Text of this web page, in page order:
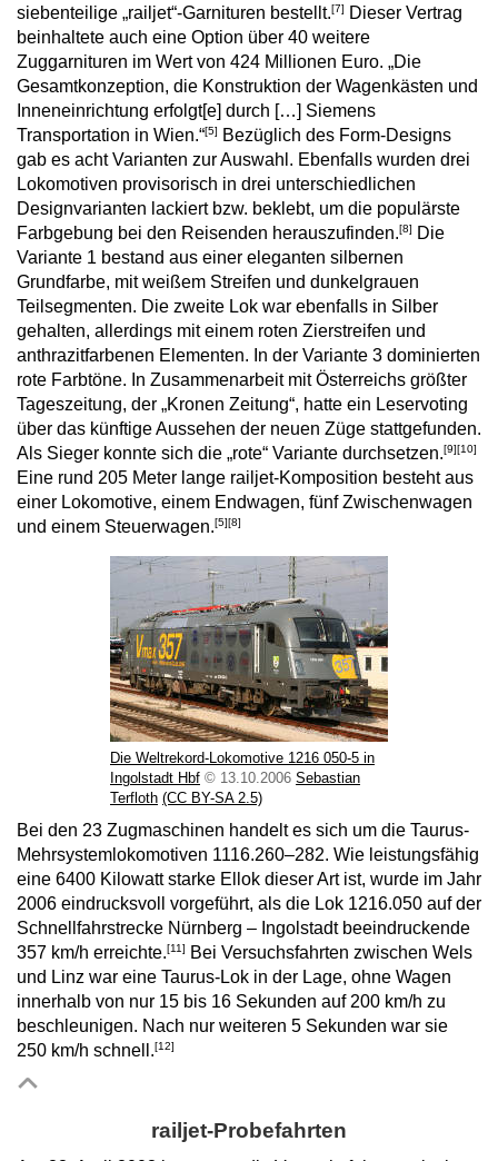
siebenteilige „railjet“-Garnituren bestellt.[7]
Dieser Vertrag
beinhaltete auch eine Option über 40 weitere
Zuggarnituren im Wert von 424 Millionen Euro. „Die
Gesamtkonzeption, die Konstruktion der Wagenkästen und
Inneneinrichtung erfolgt[e] durch […] Siemens
Transportation in Wien.“[5]
Bezüglich des Form-Designs
gab es acht Varianten zur Auswahl. Ebenfalls wurden drei
Lokomotiven provisorisch in drei unterschiedlichen
Designvarianten lackiert bzw. beklebt, um die populärste
Farbgebung bei den Reisenden herauszufinden.[8]
Die
Variante 1 bestand aus einer eleganten silbernen
Grundfarbe, mit weißem Streifen und dunkelgrauen
Teilsegmenten. Die zweite Lok war ebenfalls in Silber
gehalten, allerdings mit einem roten Zierstreifen und
anthrazitfarbenen Elementen. In der Variante 3 dominierten
rote Farbtöne. In Zusammenarbeit mit Österreichs größter
Tageszeitung, der „Kronen Zeitung“, hatte ein Leservoting
über das künftige Aussehen der neuen Züge stattgefunden.
Als Sieger konnte sich die „rote“ Variante durchsetzen.[9][10]
Eine rund 205 Meter lange railjet-Komposition besteht aus
einer Lokomotive, einem Endwagen, fünf Zwischenwagen
und einem Steuerwagen.[5][8]
Die Weltrekord-Lokomotive 1216 050-5 in
Ingolstadt Hbf © 13.10.2006 Sebastian
Terfloth (CC BY-SA 2.5)
Bei den 23 Zugmaschinen handelt es sich um die Taurus-
Mehrsystemlokomotiven 1116.260–282. Wie leistungsfähig
eine 6400 Kilowatt starke Ellok dieser Art ist, wurde im Jahr
2006 eindrucksvoll vorgeführt, als die Lok 1216.050 auf der
Schnellfahrstrecke Nürnberg – Ingolstadt beeindruckende
357 km/h erreichte.[11]
Bei Versuchsfahrten zwischen Wels
und Linz war eine Taurus-Lok in der Lage, ohne Wagen
innerhalb von nur 15 bis 16 Sekunden auf 200 km/h zu
beschleunigen. Nach nur weiteren 5 Sekunden war sie
250 km/h schnell.[12]
railjet-Probefahrten